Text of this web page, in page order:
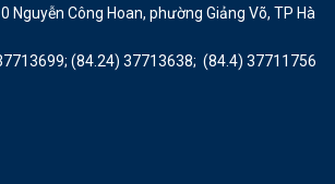
Nguyễn Công Hoan, phường Giảng Võ, TP Hà
(84.24) 37713638; (84.4) 37711756